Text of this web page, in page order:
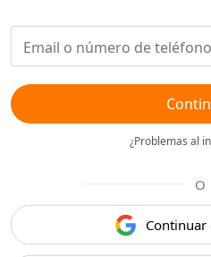
¿Problemas al
O
Continuar